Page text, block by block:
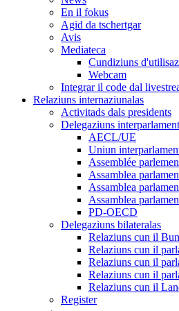
En il fokus
Agid da tschertgar
Avis
Mediateca
Cundiziuns
Webcam
Integrar il code dal
Relaziuns internaziunalas
Activitads dals presidents
Delegaziuns
AECL/UE
Uniun
Assemblée
Assamblea
Assamblea
Assamblea
PD-OECD
Delegaziuns bilateralas
Relaziuns cun il
Relaziuns cun il
Relaziuns cun il
Relaziuns cun il
Relaziuns cun il
Register